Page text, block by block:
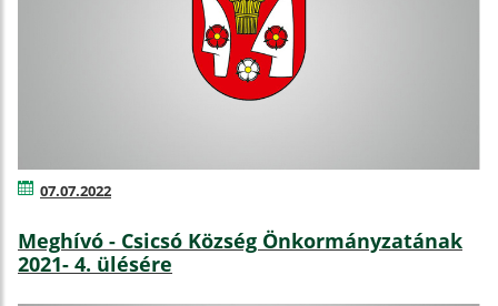
07.07.2022
Meghívó - Csicsó Község Önkormányzatának
2021- 4. ülésére